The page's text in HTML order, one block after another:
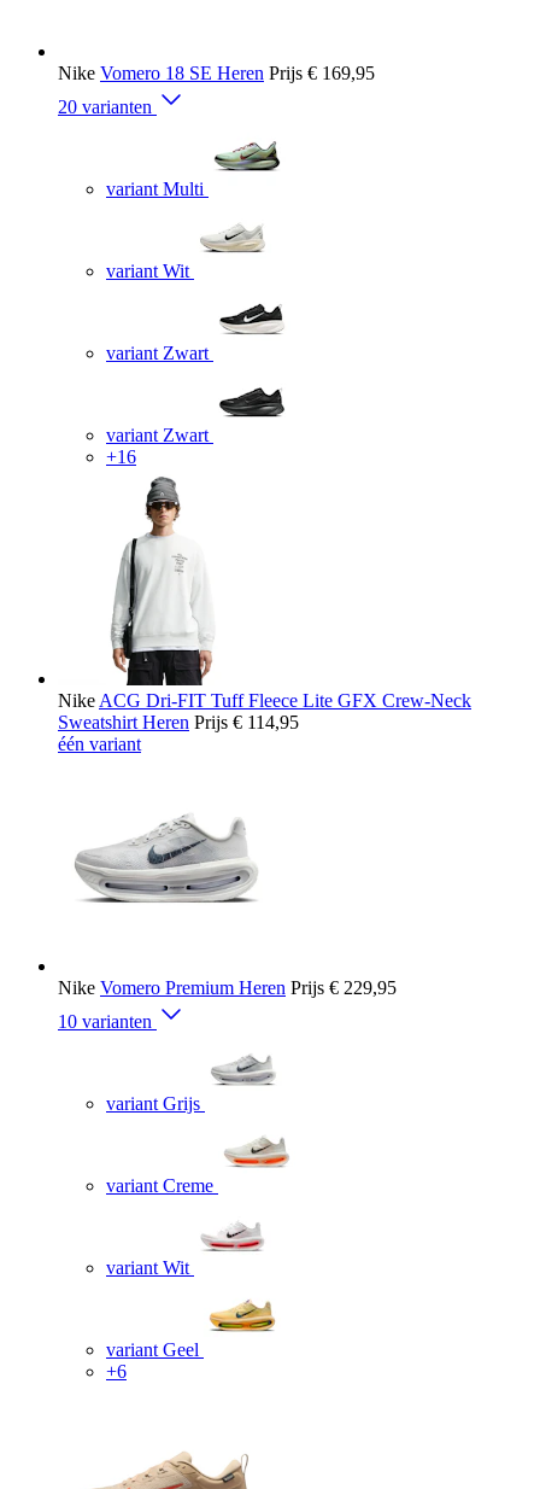
Nike Vomero 18 SE Heren Prijs € 169,95
20 varianten
variant Multi
variant Wit
variant Zwart
variant Zwart
+16
Nike ACG Dri-FIT Tuff Fleece Lite GFX Crew-Neck
Sweatshirt Heren Prijs € 114,95
één variant
Nike Vomero Premium Heren Prijs € 229,95
10 varianten
variant Grijs
variant Creme
variant Wit
variant Geel
+6